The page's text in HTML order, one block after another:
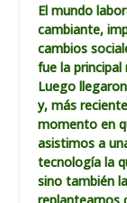
El mundo
cambiante,
cambios
fue la
Luego
y, más
momento en
asistimos a
tecnología la
sino también
replantearnos